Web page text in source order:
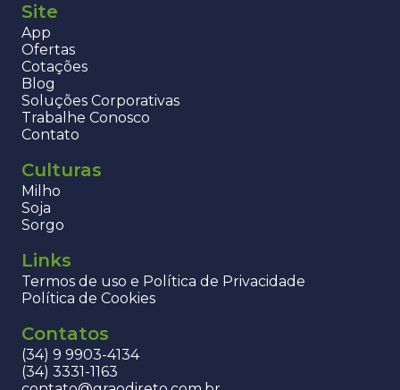
Site
App
Ofertas
Cotações
Blog
Soluções Corporativas
Trabalhe Conosco
Contato
Culturas
Milho
Soja
Sorgo
Links
Termos de uso e Política de Privacidade
Política de Cookies
Contatos
(34) 9 9903-4134
(34) 3331-1163